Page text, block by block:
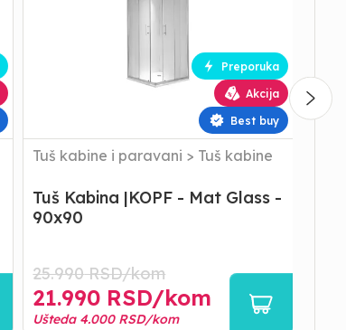
Preporuka
Akcija
Best buy
Tuš kabine i paravani > Tuš kabine
Tuš Kabina |KOPF - Mat Glass -
90x90
25.990RSD/kom
21.990 RSD/kom
Ušteda 4.000RSD/kom
8MM